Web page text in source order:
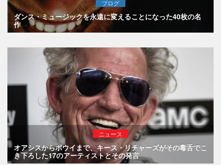
ブログ
ダンス・ミュージックを永遠に変えることになった40枚の名
作
ニュース
オアシスからボウイまで、キース・リチャーズがその毒舌でこ
き下ろした17のアーティストとその発言